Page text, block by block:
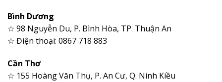
Bình Dương
☆ 98 Nguyễn Du, P. Bình Hòa, TP. Thuận An
☆ Điện thoại: 0867 718 883
Cần Thơ
☆ 155 Hoàng Văn Thụ, P. An Cư, Q. Ninh Kiều